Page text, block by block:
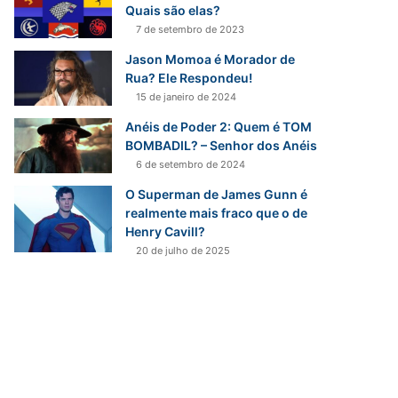
p
r
:
Quais são elas?
7 de setembro de 2023
Jason Momoa é Morador de
Rua? Ele Respondeu!
15 de janeiro de 2024
Anéis de Poder 2: Quem é TOM
BOMBADIL? – Senhor dos Anéis
6 de setembro de 2024
O Superman de James Gunn é
realmente mais fraco que o de
Henry Cavill?
20 de julho de 2025